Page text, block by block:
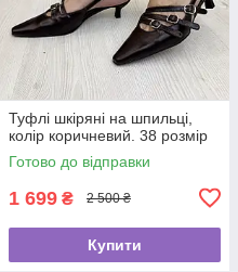
Туфлі шкіряні на шпильці,
колір коричневий. 38 розмір
Готово до відправки
1 699 ₴ 2 500 ₴
Купити